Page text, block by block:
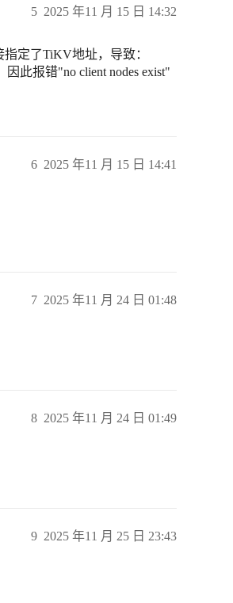
2025 年11 月 15 日 14:32
5
定了TiKV地址，导致：
此报错"no client nodes exist"
2025 年11 月 15 日 14:41
6
2025 年11 月 24 日 01:48
7
2025 年11 月 24 日 01:49
8
2025 年11 月 25 日 23:43
9